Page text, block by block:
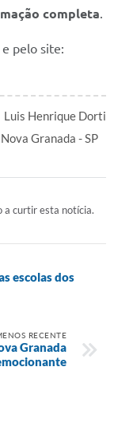
completa.
pelo site:
Luis Henrique Dorti
Nova Granada - SP
a curtir esta notícia.
escolas dos
RECENTE
Granada